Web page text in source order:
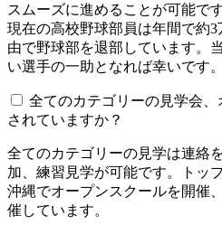
スムーズに進めることが可能です
現在の高校野球部員は年間で約
由で野球部を退部しています。
い選手の一助となれば幸いです。
全てのカテゴリーの見学会
されていますか？​​​​​
全てのカテゴリーの見学は連絡
加、練習見学が可能です。トッ
沖縄でオープンスクールを開催
催しています。